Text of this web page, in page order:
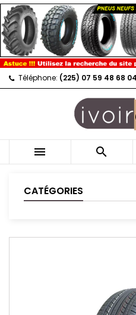
Téléphone: (225) 07 59 48 68
 
CATÉGORIES